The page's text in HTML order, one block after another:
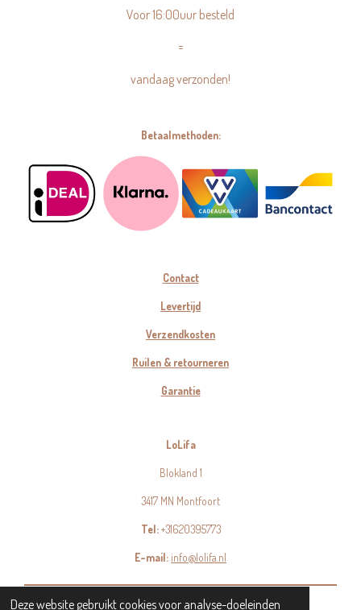
Deze website gebruikt cookies voor analyse-doeleinden
Voor 16:00uur besteld
=
vandaag verzonden!
Betaalmethoden:
Contact
Levertijd
Verzendkosten
Ruilen & retourneren
Garantie
LoLifa
Blokland 1
3417 MN Montfoort
Tel:+31620395773
E-mail:info@lolifa.nl
© 2023 - 2026 LoLifa